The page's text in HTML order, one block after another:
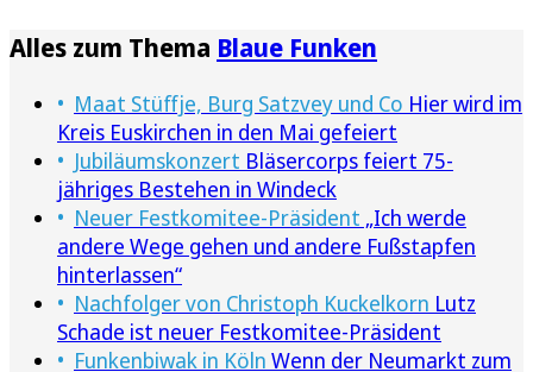
Alles zum Thema Blaue Funken
Maat Stüffje, Burg Satzvey und Co Hier wird im
Kreis Euskirchen in den Mai gefeiert
Jubiläumskonzert Bläsercorps feiert 75-
jähriges Bestehen in Windeck
Neuer Festkomitee-Präsident „Ich werde
andere Wege gehen und andere Fußstapfen
hinterlassen“
Nachfolger von Christoph Kuckelkorn Lutz
Schade ist neuer Festkomitee-Präsident
Funkenbiwak in Köln Wenn der Neumarkt zum